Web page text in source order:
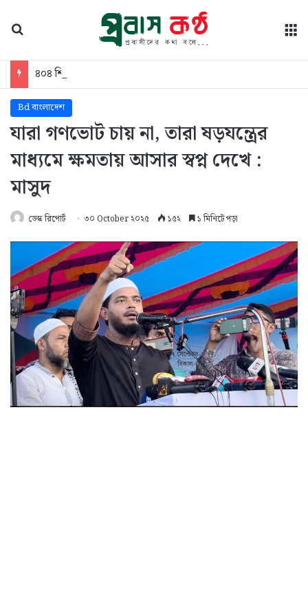
Bd বাংলাদেশ
যারা গণভোট চায় না, তারা ষড়যন্ত্রের
মাধ্যমে ক্ষমতায় আসার স্বপ্ন দেখে :
মাসুদ
ডেস্ক রিপোর্ট ৩০ October ২০২৫ ১৫২ ১ মিনিটে পড়া